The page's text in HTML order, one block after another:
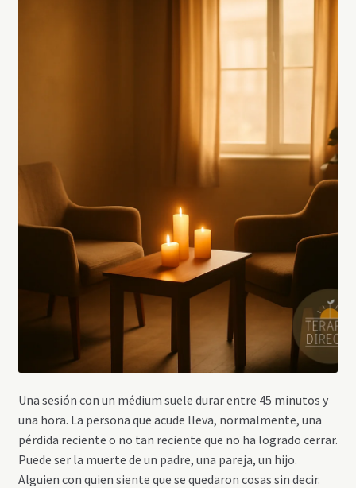
Una sesión con un médium suele durar entre 45 minutos y
una hora. La persona que acude lleva, normalmente, una
pérdida reciente o no tan reciente que no ha logrado cerrar.
Puede ser la muerte de un padre, una pareja, un hijo.
Alguien con quien siente que se quedaron cosas sin decir.